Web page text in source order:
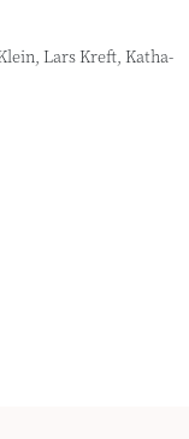
Lars Kreft, Katha­